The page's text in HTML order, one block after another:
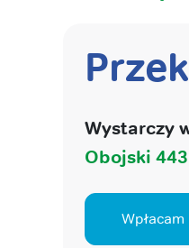
Wystarczy
Obojski
Wpłacam